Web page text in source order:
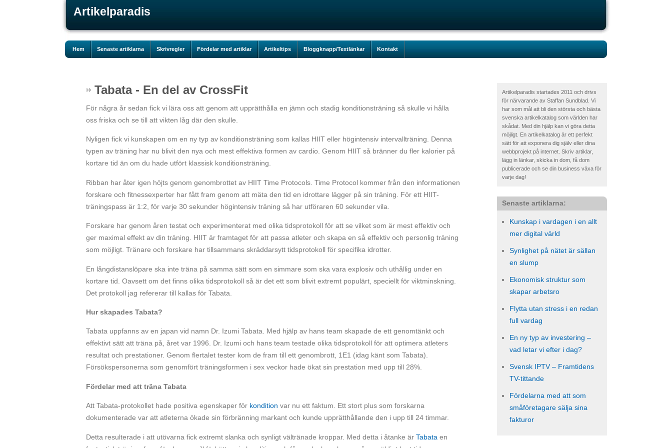
Artikelparadis
Hem Senaste artiklarna Skrivregler Fördelar med artiklar Artikeltips Bloggknapp/Textlänkar Kontakt
Artikelparadis startades 2011 och drivs
för närvarande av Staffan Sundblad. Vi
har som mål att bli den största och bästa
svenska artikelkatalog som världen har
skådat. Med din hjälp kan vi göra detta
möjligt. En artikelkatalog är ett perfekt
sätt för att exponera dig själv eller dina
webbprojekt på internet. Skriv artiklar,
lägg in länkar, skicka in dom, få dom
publicerade och se din business växa för
varje dag!
Senaste artiklarna:
Kunskap i vardagen i en allt
mer digital värld
Synlighet på nätet är sällan
en slump
Ekonomisk struktur som
skapar arbetsro
Flytta utan stress i en redan
full vardag
En ny typ av investering –
vad letar vi efter i dag?
Svensk IPTV – Framtidens
TV-tittande
Fördelarna med att som
småföretagare sälja sina
fakturor
Tabata - En del av CrossFit
För några år sedan fick vi lära oss att genom att upprätthålla en jämn och stadig konditionsträning så skulle vi hålla
oss friska och se till att vikten låg där den skulle.
Nyligen fick vi kunskapen om en ny typ av konditionsträning som kallas HIIT eller högintensiv intervallträning. Denna
typen av träning har nu blivit den nya och mest effektiva formen av cardio. Genom HIIT så bränner du fler kalorier på
kortare tid än om du hade utfört klassisk konditionsträning.
Ribban har åter igen höjts genom genombrottet av HIIT Time Protocols. Time Protocol kommer från den informationen
forskare och fitnessexperter har fått fram genom att mäta den tid en idrottare lägger på sin träning. För ett HIIT-
träningspass är 1:2, för varje 30 sekunder högintensiv träning så har utföraren 60 sekunder vila.
Forskare har genom åren testat och experimenterat med olika tidsprotokoll för att se vilket som är mest effektiv och
ger maximal effekt av din träning. HIIT är framtaget för att passa atleter och skapa en så effektiv och personlig träning
som möjligt. Tränare och forskare har tillsammans skräddarsytt tidsprotokoll för specifika idrotter.
En långdistanslöpare ska inte träna på samma sätt som en simmare som ska vara explosiv och uthållig under en
kortare tid. Oavsett om det finns olika tidsprotokoll så är det ett som blivit extremt populärt, speciellt för viktminskning.
Det protokoll jag refererar till kallas för Tabata.
Hur skapades Tabata?
Tabata uppfanns av en japan vid namn Dr. Izumi Tabata. Med hjälp av hans team skapade de ett genomtänkt och
effektivt sätt att träna på, året var 1996. Dr. Izumi och hans team testade olika tidsprotokoll för att optimera atleters
resultat och prestationer. Genom flertalet tester kom de fram till ett genombrott, 1E1 (idag känt som Tabata).
Försökspersonerna som genomfört träningsformen i sex veckor hade ökat sin prestation med upp till 28%.
Fördelar med att träna Tabata
Att Tabata-protokollet hade positiva egenskaper för kondition var nu ett faktum. Ett stort plus som forskarna
dokumenterade var att atleterna ökade sin förbränning markant och kunde upprätthållande den i upp till 24 timmar.
Detta resulterade i att utövarna fick extremt slanka och synligt vältränade kroppar. Med detta i åtanke är Tabata en